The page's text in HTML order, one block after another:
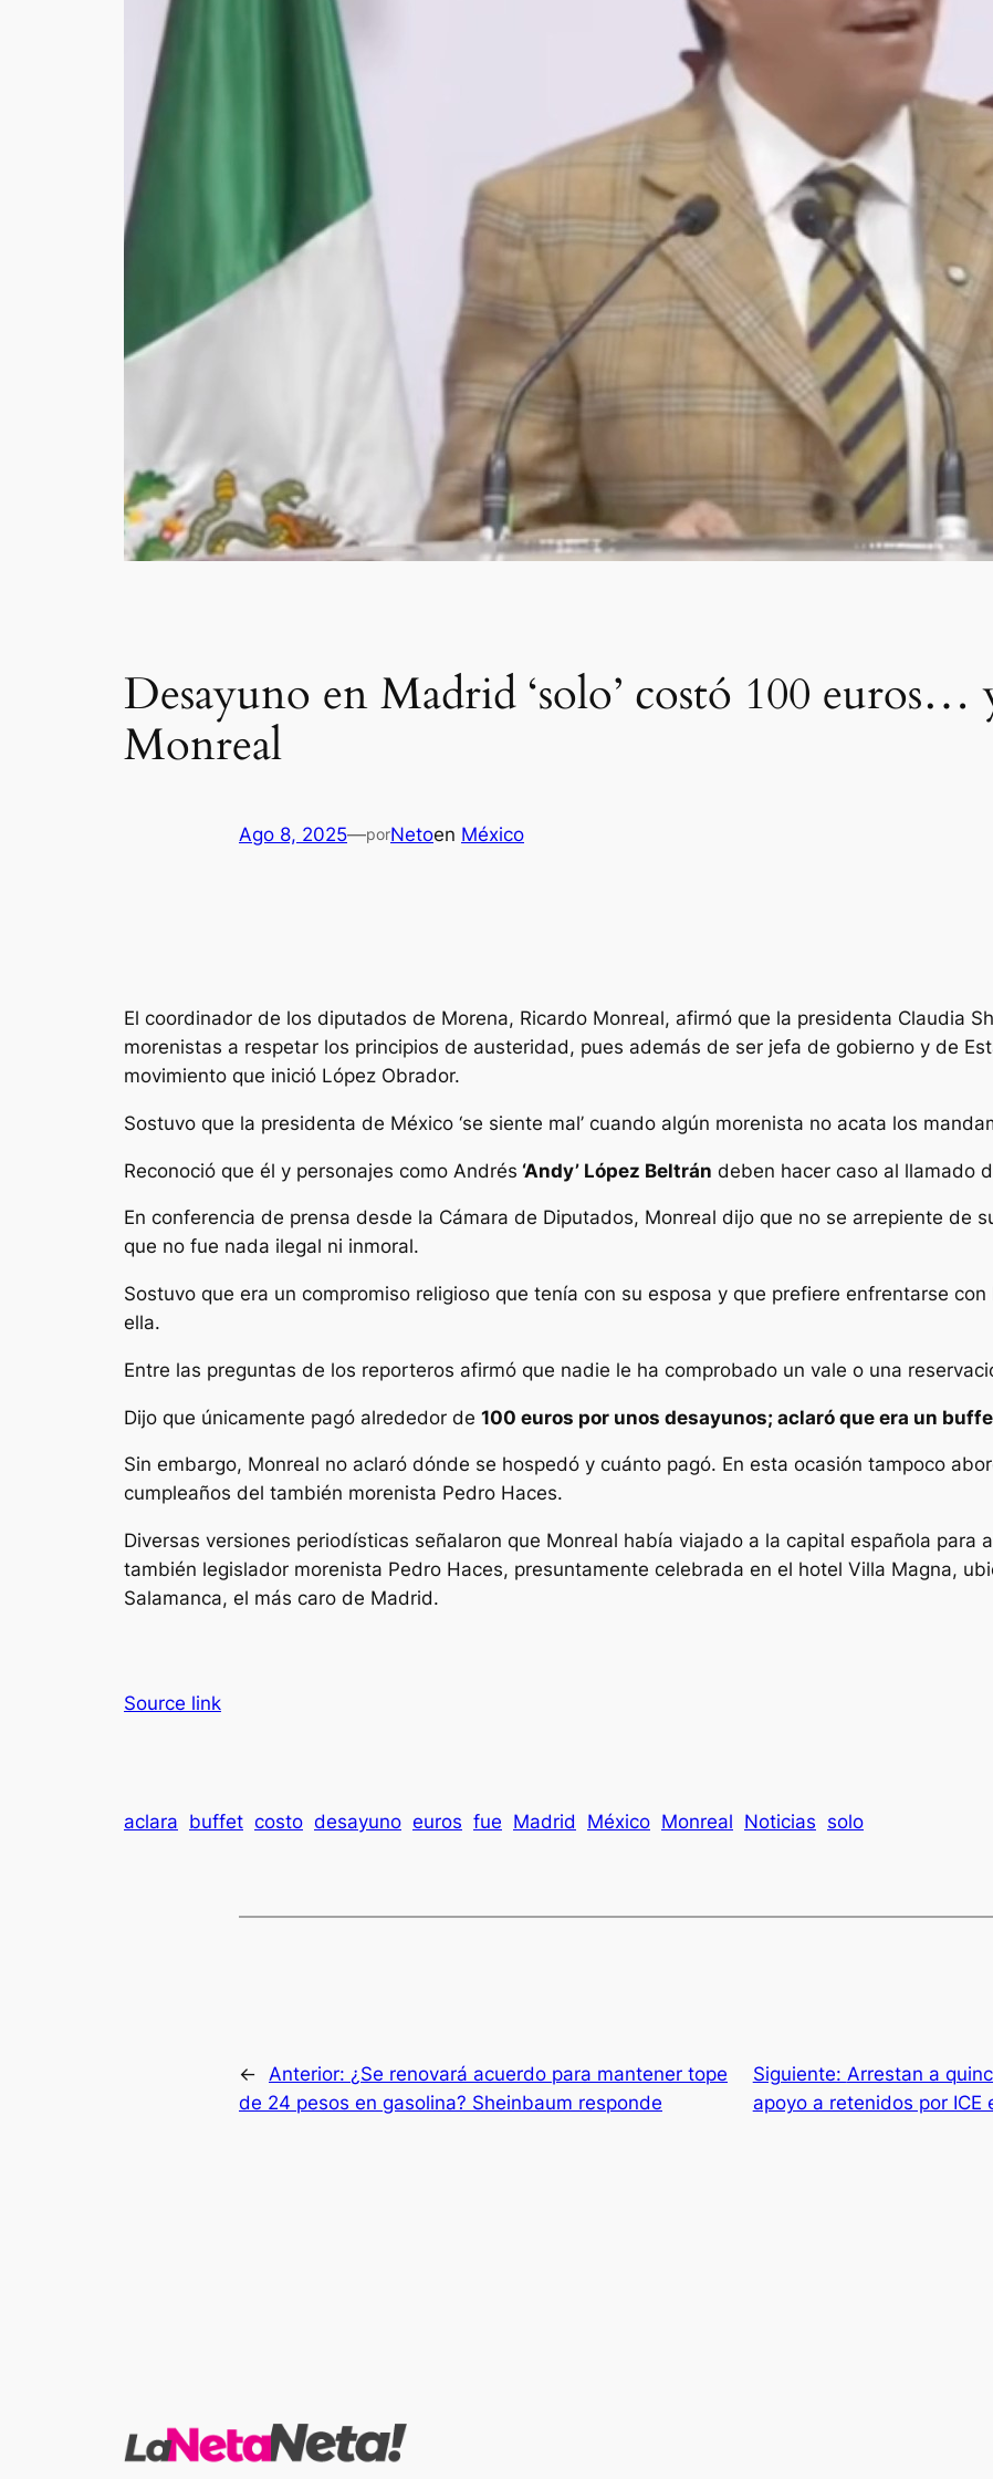
Desayuno en Madrid ‘solo’ costó 100 euros…
Monreal
Ago 8, 2025—porNetoen México
El coordinador de los diputados de Morena, Ricardo Monreal, afirmó que la presidenta Claudia
morenistas a respetar los principios de austeridad, pues además de ser jefa de gobierno y de
movimiento que inició López Obrador.
Sostuvo que la presidenta de México ‘se siente mal’ cuando algún morenista no acata los
Reconoció que él y personajes como Andrés ‘Andy’ López Beltrán deben hacer caso al llamado
En conferencia de prensa desde la Cámara de Diputados, Monreal dijo que no se arrepiente de
que no fue nada ilegal ni inmoral.
Sostuvo que era un compromiso religioso que tenía con su esposa y que prefiere enfrentarse
ella.
Entre las preguntas de los reporteros afirmó que nadie le ha comprobado un vale o una
Dijo que únicamente pagó alrededor de 100 euros por unos desayunos; aclaró que era un
Sin embargo, Monreal no aclaró dónde se hospedó y cuánto pagó. En esta ocasión tampoco
cumpleaños del también morenista Pedro Haces.
Diversas versiones periodísticas señalaron que Monreal había viajado a la capital española para
también legislador morenista Pedro Haces, presuntamente celebrada en el hotel Villa Magna,
Salamanca, el más caro de Madrid.
Source link
aclara buffet costo desayuno euros fue Madrid México Monreal Noticias solo
← Anterior: ¿Se renovará acuerdo para mantener tope
de 24 pesos en gasolina? Sheinbaum responde
Siguiente: Arrestan a
apoyo a retenidos por ICE